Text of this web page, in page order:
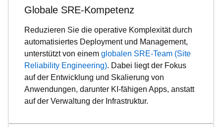
Globale SRE-Kompetenz
Reduzieren Sie die operative Komplexität durch
automatisiertes Deployment und Management,
unterstützt von einem globalen SRE-Team (Site
Reliability Engineering). Dabei liegt der Fokus
auf der Entwicklung und Skalierung von
Anwendungen, darunter KI-fähigen Apps, anstatt
auf der Verwaltung der Infrastruktur.